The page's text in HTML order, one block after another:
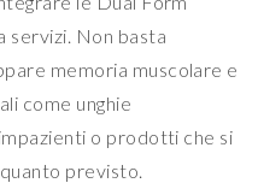
servizi. Non basta
memoria muscolare e
come unghie
o prodotti che si
previsto.